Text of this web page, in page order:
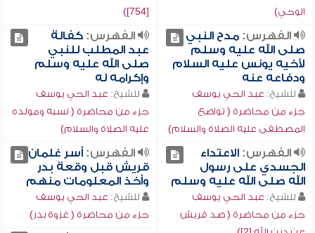
الوحي)
[754])
الفهرس:مدح النبي
صلى الله عليه وسلم
لأخيه يونس عليه السلام
ودفاعه عنه
للشيخ: عبد الحي يوسف
جزء من محاضرة ( تواضع
المصطفى عليه الصلاة والسلام)
الفهرس:كفالة
عبد المطلب للنبي
صلى الله عليه وسلم
وإكرامه له
للشيخ: عبد الحي يوسف
جزء من محاضرة ( نسبه ومولده
عليه الصلاة والسلام)
الفهرس:الاعتداء
الجسدي على رسول
الله صلى الله عليه وسلم
للشيخ: عبد الحي يوسف
جزء من محاضرة ( صد قريش
الفهرس:أسر غلمان
قريش قبل وقعة بدر
وأخذ المعلومات منهم
للشيخ: عبد الحي يوسف
جزء من محاضرة ( غزوة بدر)